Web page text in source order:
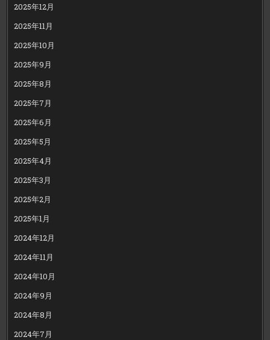
2025年12月
2025年11月
2025年10月
2025年9月
2025年8月
2025年7月
2025年6月
2025年5月
2025年4月
2025年3月
2025年2月
2025年1月
2024年12月
2024年11月
2024年10月
2024年9月
2024年8月
2024年7月